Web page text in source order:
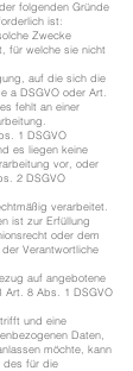
folgenden Gründe
ist:
Zwecke
für welche sie nicht
auf die sich die
a DSGVO oder Art.
fehlt an einer
1 DSGVO
es liegen keine
vor, oder
2 DSGVO
verarbeitet.
ist zur Erfüllung
oder dem
Verantwortliche
auf angebotene
Art. 8 Abs. 1 DSGVO
und eine
Daten,
möchte, kann
des für die